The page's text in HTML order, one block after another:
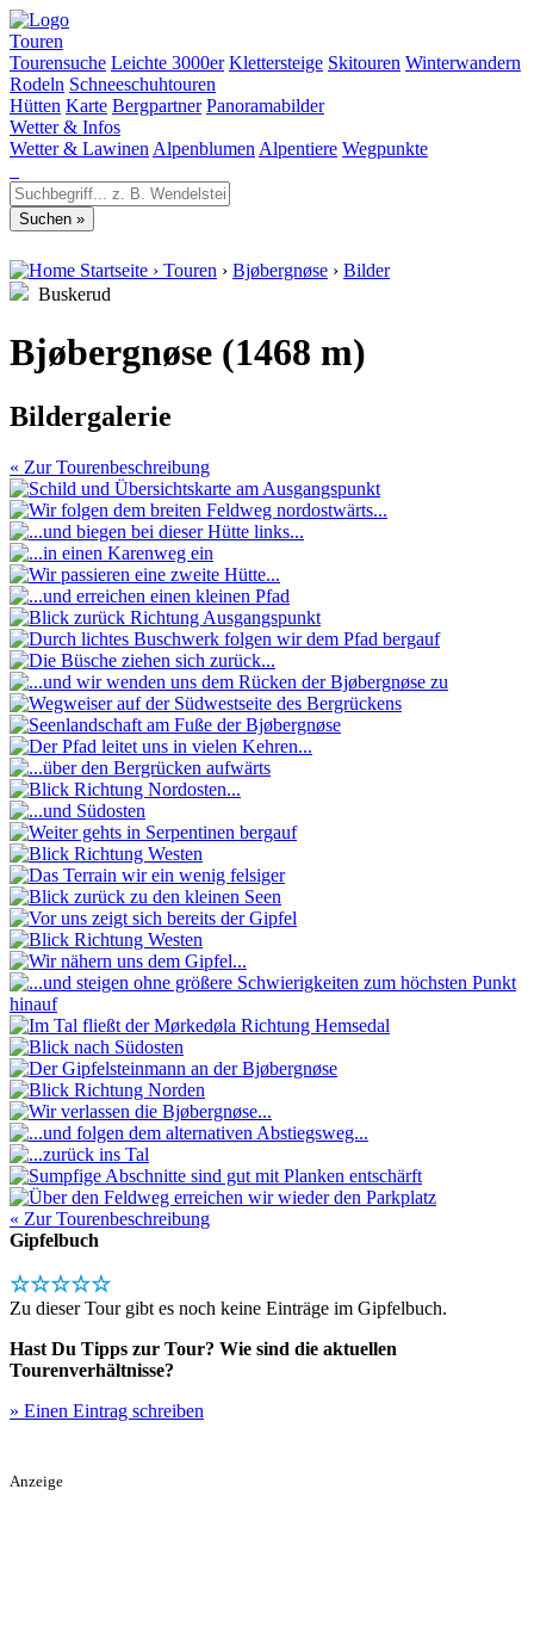
Touren
Tourensuche Leichte 3000er Klettersteige Skitouren Winterwandern
Rodeln Schneeschuhtouren
Hütten Karte Bergpartner Panoramabilder
Wetter & Infos
Wetter & Lawinen Alpenblumen Alpentiere Wegpunkte
Startseite › Touren › Bjøbergnøse › Bilder
Buskerud
Bjøbergnøse (1468 m)
Bildergalerie
« Zur Tourenbeschreibung
« Zur Tourenbeschreibung
Gipfelbuch
☆☆☆☆☆
Zu dieser Tour gibt es noch keine Einträge im Gipfelbuch.
Hast Du Tipps zur Tour? Wie sind die aktuellen
Tourenverhältnisse?
» Einen Eintrag schreiben
Anzeige